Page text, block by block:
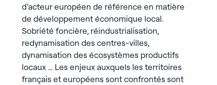
d’acteur européen de référence en matière
de développement économique local.
Sobriété foncière, réindustrialisation,
redynamisation des centres-villes,
dynamisation des écosystèmes productifs
locaux … Les enjeux auxquels les territoires
français et européens sont confrontés sont